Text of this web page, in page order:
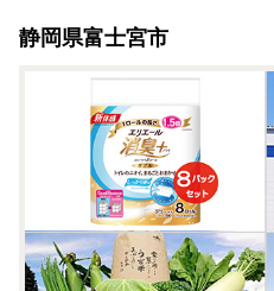
静岡県富士宮市